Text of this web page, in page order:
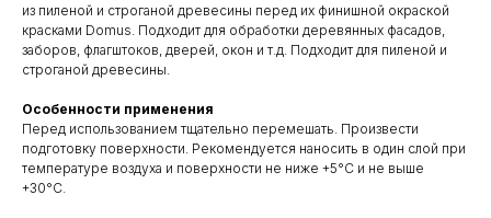
из пиленой и строганой древесины перед их финишной окраской
красками Domus. Подходит для обработки деревянных фасадов,
заборов, флагштоков, дверей, окон и т.д. Подходит для пиленой и
строганой древесины.
Особенности применения
Перед использованием тщательно перемешать. Произвести
подготовку поверхности. Рекомендуется наносить в один слой при
температуре воздуха и поверхности не ниже +5°С и не выше
+30°С.